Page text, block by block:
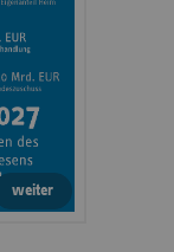
weiter